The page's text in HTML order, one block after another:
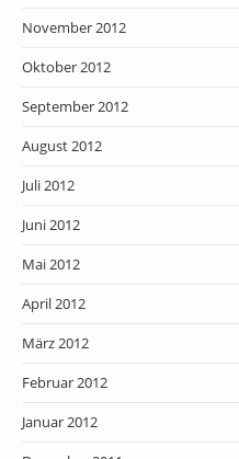
November 2012
Oktober 2012
September 2012
August 2012
Juli 2012
Juni 2012
Mai 2012
April 2012
März 2012
Februar 2012
Januar 2012